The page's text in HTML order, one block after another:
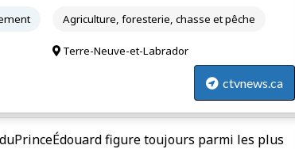
Agriculture, foresterie, chasse et pêche
Terre-Neuve-et-Labrador
ctvnews.ca
figure toujours parmi les plus